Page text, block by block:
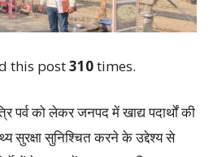
this post310times.
पर्व को लेकर जनपद में खाद्य पदार्थों की
सुरक्षा सुनिश्चित करने के उद्देश्य से